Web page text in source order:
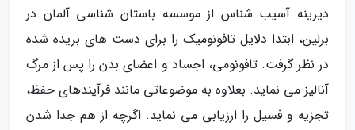
دیرینه آسیب شناس از موسسه باستان شناسی آلمان در
برلین، ابتدا دلایل تافونومیک را برای دست های بریده شده
در نظر گرفت. تافونومی، اجساد و اعضای بدن را پس از مرگ
آنالیز می نماید. بعلاوه به موضوعاتی مانند فرآیندهای حفظ،
تجزیه و فسیل را ارزیابی می نماید. اگرچه از هم جدا شدن